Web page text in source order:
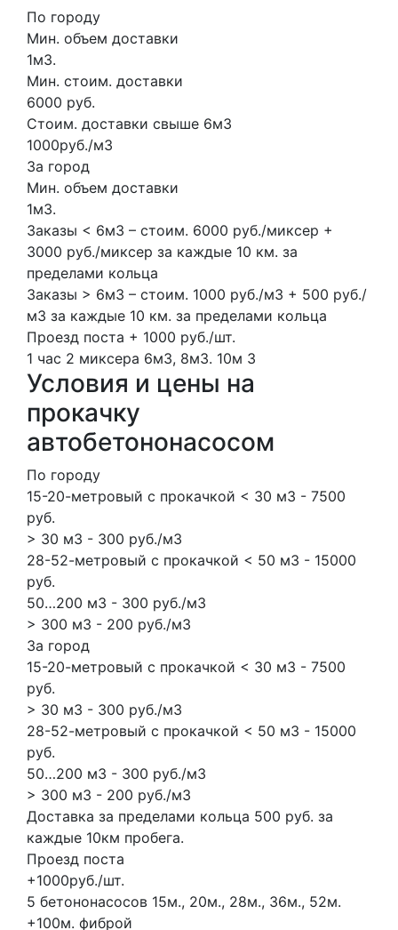
По городу
Мин. объем доставки
1м3.
Мин. стоим. доставки
6000 руб.
Стоим. доставки свыше 6м3
1000руб./м3
За город
Мин. объем доставки
1м3.
Заказы < 6м3 – стоим. 6000 руб./миксер +
3000 руб./миксер за каждые 10 км. за
пределами кольца
Заказы > 6м3 – стоим. 1000 руб./м3 + 500 руб./
м3 за каждые 10 км. за пределами кольца
Проезд поста + 1000 руб./шт.
1 час 2 миксера 6м3, 8м3. 10м 3
Условия и цены на
прокачку
автобетононасосом
По городу
15-20-метровый с прокачкой < 30 м3 - 7500
руб.
> 30 м3 - 300 руб./м3
28-52-метровый с прокачкой < 50 м3 - 15000
руб.
50…200 м3 - 300 руб./м3
> 300 м3 - 200 руб./м3
За город
15-20-метровый с прокачкой < 30 м3 - 7500
руб.
> 30 м3 - 300 руб./м3
28-52-метровый с прокачкой < 50 м3 - 15000
руб.
50…200 м3 - 300 руб./м3
> 300 м3 - 200 руб./м3
Доставка за пределами кольца 500 руб. за
каждые 10км пробега.
Проезд поста
+1000руб./шт.
5 бетононасосов 15м., 20м., 28м., 36м., 52м.
+100м. фиброй